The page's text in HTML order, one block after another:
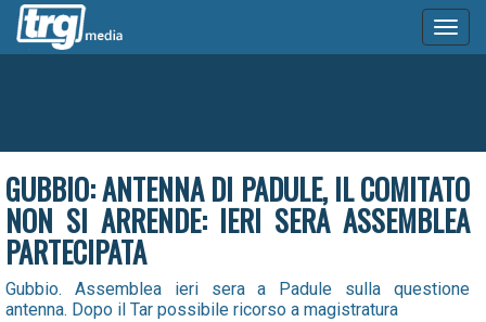
GUBBIO: ANTENNA DI PADULE, IL COMITATO
NON SI ARRENDE: IERI SERA ASSEMBLEA
PARTECIPATA
Gubbio. Assemblea ieri sera a Padule sulla questione
antenna. Dopo il Tar possibile ricorso a magistratura